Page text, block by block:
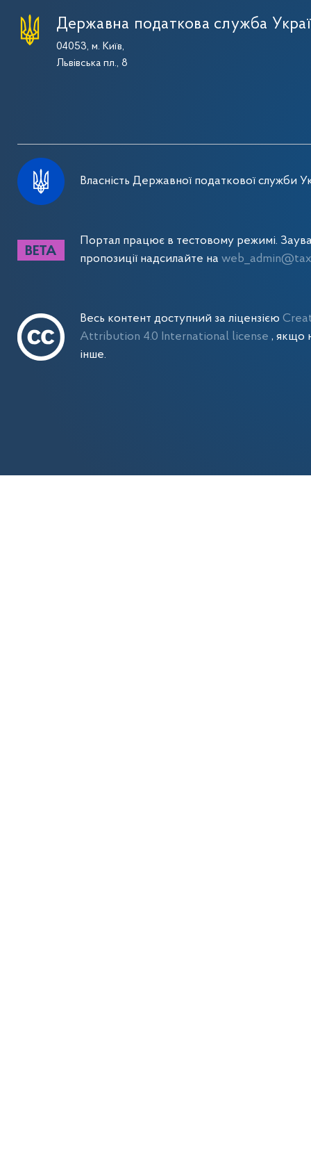
Державна податкова служба
04053, м. Київ,
Львівська пл., 8
Власність Державної податкової служби
Портал працює в тестовому режимі.
пропозиції надсилайте на
Весь контент доступний за ліцензією
Attribution 4.0 International license , якщо
інше.